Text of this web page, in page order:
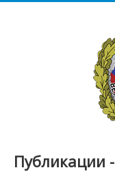
Публикации